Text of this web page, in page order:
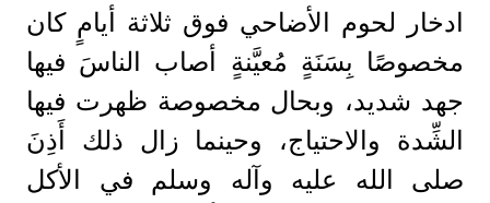
ادخار لحوم الأضاحي فوق ثلاثة أيامٍ كان
مخصوصًا بِسَنَةٍ مُعيَّنةٍ أصاب الناسَ فيها
جهد شديد، وبحال مخصوصة ظهرت فيها
الشِّدة والاحتياج، وحينما زال ذلك أَذِنَ
صلى الله عليه وآله وسلم في الأكل